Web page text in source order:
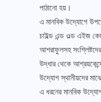
পাঠানো হয়।
এ মানবিক উদ্যোগে
চাইল্ড এন্ড ওল্ড এইজ
আশরাফুলসহ সংশ্লিষ্টদের
উদ্ধার থেকে
উদ্যোগ স্থানীয়দের
এ ধরনের মানবিক